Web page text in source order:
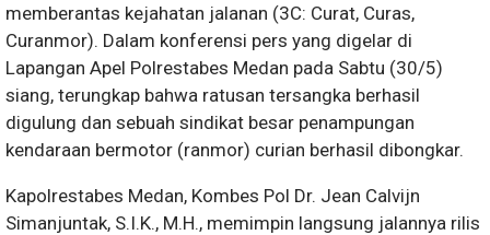
memberantas kejahatan jalanan (3C: Curat, Curas,
Curanmor). Dalam konferensi pers yang digelar di
Lapangan Apel Polrestabes Medan pada Sabtu (30/5)
siang, terungkap bahwa ratusan tersangka berhasil
digulung dan sebuah sindikat besar penampungan
kendaraan bermotor (ranmor) curian berhasil dibongkar.
​Kapolrestabes Medan, Kombes Pol Dr. Jean Calvijn
Simanjuntak, S.I.K., M.H., memimpin langsung jalannya rilis